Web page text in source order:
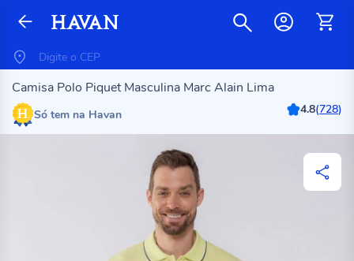
Camisa Polo Piquet Masculina Marc Alain Lima
Só tem na Havan 4.8(728)